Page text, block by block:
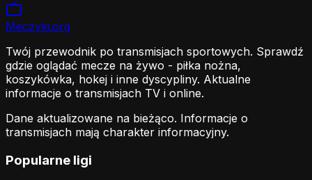
Meczyki.org
Twój przewodnik po transmisjach sportowych. Sprawdź
gdzie oglądać mecze na żywo - piłka nożna,
koszykówka, hokej i inne dyscypliny. Aktualne
informacje o transmisjach TV i online.
Dane aktualizowane na bieżąco. Informacje o
transmisjach mają charakter informacyjny.
Popularne ligi